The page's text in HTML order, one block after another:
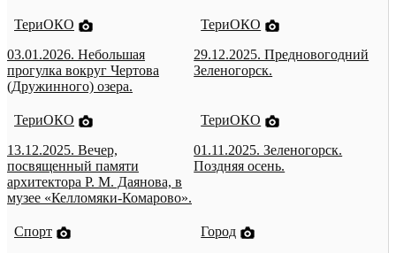
ТериОКО
03.01.2026. Небольшая
прогулка вокруг Чертова
(Дружинного) озера.
ТериОКО
29.12.2025. Предновогодний
Зеленогорск.
ТериОКО
13.12.2025. Вечер,
посвященный памяти
архитектора Р. М. Даянова, в
музее «Келломяки-Комарово».
ТериОКО
01.11.2025. Зеленогорск.
Поздняя осень.
Спорт
Город